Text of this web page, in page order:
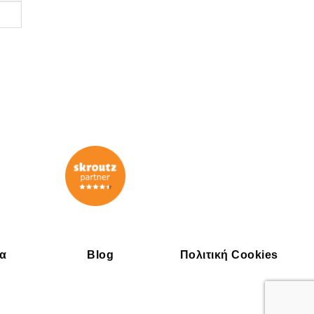
Blog Πολιτική Cookies